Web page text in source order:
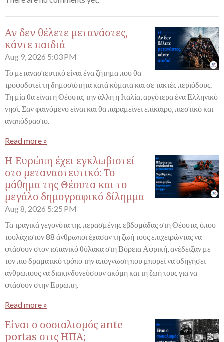
Αν δεν θέλετε μετανάστες,
κάντε παιδιά
Aug 9, 2026 5:03 PM
Το μεταναστευτικό είναι ένα ζήτημα που θα
τροφοδοτεί τη δημοσιότητα κατά κύματα και σε τακτές περιόδους.
Τη μία θα είναι η Θέουτα, την άλλη η Ιταλία, αργότερα ένα Ελληνικό
νησί. Σαν φαινόμενο είναι και θα παραμείνει επίκαιρο, πιεστικό και
αναπόδραστο.
Read more »
Η Ευρώπη έχει εγκλωβιστεί
στο μεταναστευτικό: Το
μάθημα της Θέουτα και το
μεγάλο δημογραφικό δίλημμα
Aug 8, 2026 5:25 PM
Τα τραγικά γεγονότα της περασμένης εβδομάδας στη Θέουτα, όπου
τουλάχιστον 88 άνθρωποι έχασαν τη ζωή τους επιχειρώντας να
φτάσουν στον ισπανικό θύλακα στη Βόρεια Αφρική, ανέδειξαν με
τον πιο δραματικό τρόπο την απόγνωση που μπορεί να οδηγήσει
ανθρώπους να διακινδυνεύσουν ακόμη και τη ζωή τους για να
φτάσουν στην Ευρώπη.
Read more »
Είναι ο σοσιαλισμός ante
portas στις ΗΠΑ;